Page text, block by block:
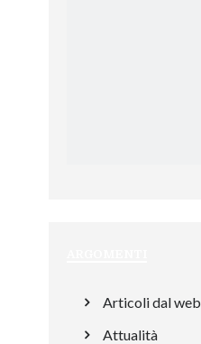
Articoli dal web
Attualità